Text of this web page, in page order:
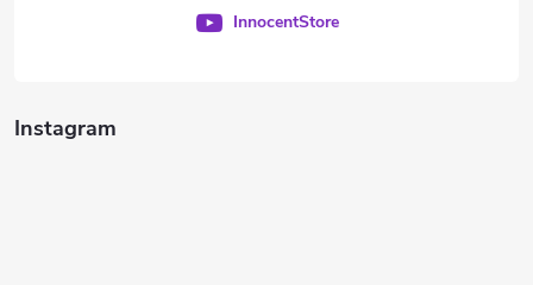
Instagram
InnocentStore